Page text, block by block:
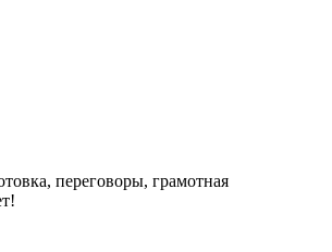
переговоры, грамотная